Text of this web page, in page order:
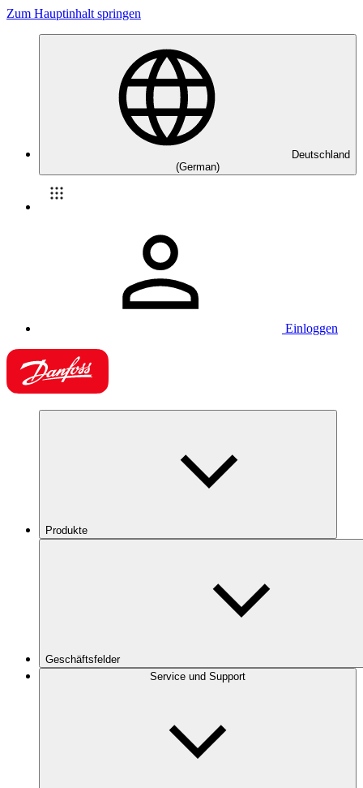
Zum Hauptinhalt springen
Deutschland
(German)
Einloggen
Produkte
Geschäftsfelder
Service und Support